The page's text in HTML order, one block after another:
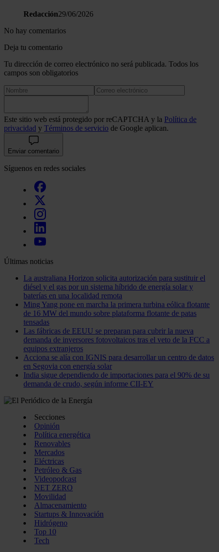
Redacción29/06/2026
No hay comentarios
Deja tu comentario
Tu dirección de correo electrónico no será publicada. Todos los
campos son obligatorios
Este sitio web está protegido por reCAPTCHA y la Política de
privacidad y Términos de servicio de Google aplican.
Enviar comentario
Síguenos en redes sociales
Últimas noticias
La australiana Horizon solicita autorización para sustituir el
diésel y el gas por un sistema híbrido de energía solar y
baterías en una localidad remota
Ming Yang pone en marcha la primera turbina eólica flotante
de 16 MW del mundo sobre plataforma flotante de patas
tensadas
Las fábricas de EEUU se preparan para cubrir la nueva
demanda de inversores fotovoltaicos tras el veto de la FCC a
equipos extranjeros
Acciona se alía con IGNIS para desarrollar un centro de datos
en Segovia con energía solar
India sigue dependiendo de importaciones para el 90% de su
demanda de crudo, según informe CII-EY
Secciones
Opinión
Política energética
Renovables
Mercados
Eléctricas
Petróleo & Gas
Videopodcast
NET ZERO
Movilidad
Almacenamiento
Startups & Innovación
Hidrógeno
Top 10
Tech